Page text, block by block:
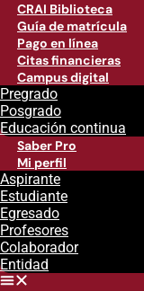
CRAI Biblioteca
Guía de matrícula
Pago en línea
Citas financieras
Campus digital
Pregrado
Posgrado
Educación continua
Saber Pro
Mi perfil
Aspirante
Estudiante
Egresado
Profesores
Colaborador
Entidad